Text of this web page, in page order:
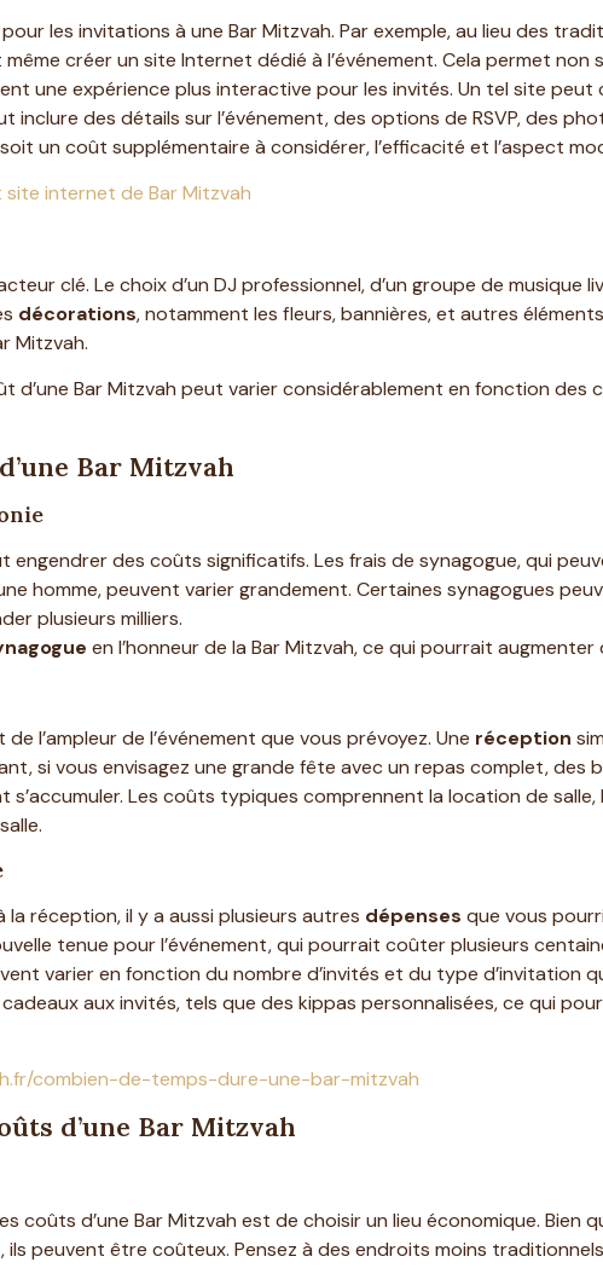
les invitations à une Bar Mitzvah. Par exemple, au lieu des
créer un site Internet dédié à l’événement. Cela permet non
une expérience plus interactive pour les invités. Un tel site
des détails sur l’événement, des options de RSVP, des
un coût supplémentaire à considérer, l’efficacité et l’aspect
site internet de Bar Mitzvah
clé. Le choix d’un DJ professionnel, d’un groupe de musique
décorations, notamment les fleurs, bannières, et autres
Mitzvah.
d’une Bar Mitzvah peut varier considérablement en fonction des
Bar Mitzvah
engendrer des coûts significatifs. Les frais de synagogue, qui
homme, peuvent varier grandement. Certaines synagogues
plusieurs milliers.
en l’honneur de la Bar Mitzvah, ce qui pourrait
l’ampleur de l’événement que vous prévoyez. Une réception
si vous envisagez une grande fête avec un repas complet, des
Les coûts typiques comprennent la location de salle,
réception, il y a aussi plusieurs autres dépenses que vous
tenue pour l’événement, qui pourrait coûter plusieurs
varier en fonction du nombre d’invités et du type d’invitation
aux invités, tels que des kippas personnalisées, ce qui
combien-de-temps-dure-une-bar-mitzvah
d’une Bar Mitzvah
coûts d’une Bar Mitzvah est de choisir un lieu économique. Bien
peuvent être coûteux. Pensez à des endroits moins